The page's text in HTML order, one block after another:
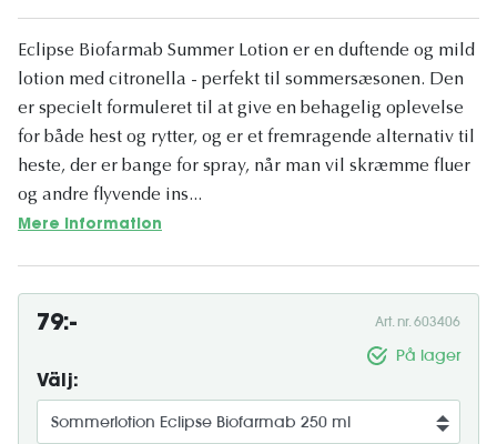
Eclipse Biofarmab Summer Lotion er en duftende og mild
lotion med citronella - perfekt til sommersæsonen. Den
er specielt formuleret til at give en behagelig oplevelse
for både hest og rytter, og er et fremragende alternativ til
heste, der er bange for spray, når man vil skræmme fluer
og andre flyvende ins...
Mere information
79:- Art. nr. 603406
På lager
Välj: